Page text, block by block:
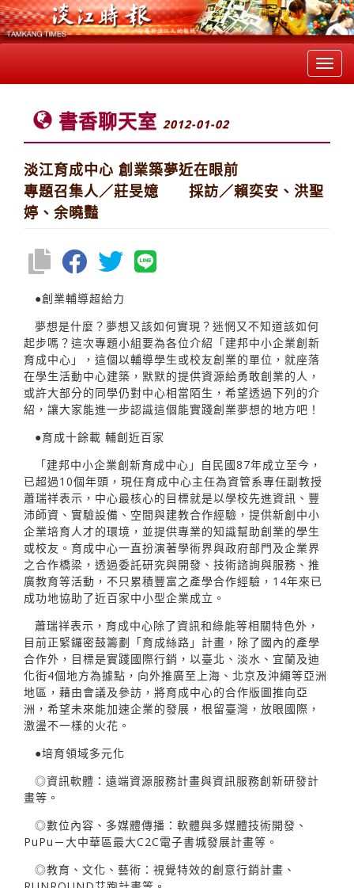
書香聊天室 2012-01-02
淡江育成中心 創業築夢近在眼前
專題召集人／莊旻嬑 採訪／賴奕安、洪聖
婷、余曉豔
●創業輔導超給力
夢想是什麼？夢想又該如何實現？迷惘又不知道該如何
起步嗎？這次專題小組要為各位介紹「建邦中小企業創新
育成中心」，這個以輔導學生或校友創業的單位，就座落
在學生活動中心建築，默默的提供資源給勇敢創業的人，
或許大部分的同學仍對中心相當陌生，希望透過下列的介
紹，讓大家能進一步認識這個能實踐創業夢想的地方吧！
●育成十餘載 輔創近百家
「建邦中小企業創新育成中心」自民國87年成立至今，
已超過10個年頭，現任育成中心主任為資管系專任副教授
蕭瑞祥表示，中心最核心的目標就是以學校先進資訊、豐
沛師資、實驗設備、空間與建教合作經驗，提供新創中小
企業培育人才的環境，並提供專業的知識幫助創業的學生
或校友。育成中心一直扮演著學術界與政府部門及企業界
之合作橋梁，透過委託研究與開發、技術諮詢與服務、推
廣教育等活動，不只累積豐富之產學合作經驗，14年來已
成功地協助了近百家中小型企業成立。
蕭瑞祥表示，育成中心除了資訊和綠能等相關特色外，
目前正緊鑼密鼓籌劃「育成絲路」計畫，除了國內的產學
合作外，目標是實踐國際行銷，以臺北、淡水、宜蘭及迪
化街4個地方為據點，向外推廣至上海、北京及沖繩等亞洲
地區，藉由會議及參訪，將育成中心的合作版圖推向亞
洲，希望未來能加速企業的發展，根留臺灣，放眼國際，
激盪不一樣的火花。
●培育領域多元化
◎資訊軟體：遠端資源服務計畫與資訊服務創新研發計
畫等。
◎數位內容、多媒體傳播：軟體與多媒體技術開發、
PuPu－大中華區最大C2C電子書城發展計畫等。
◎教育、文化、藝術：視覺特效的創意行銷計畫、